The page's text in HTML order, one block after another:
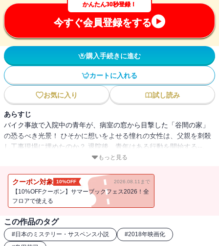
かんたん30秒登録！
今すぐ会員登録をする
購入手続きに進む
カートに入れる
お気に入り 試し読み
あらすじ
バイク事故で入院中の青年が、病室の窓から目撃した「谷間の家」
の恐るべき光景！ ひそかに想いをよせる憧れの女性は、父親を刺殺
し工事現場に埋めたのか？ 退院後、青年はある行動を開始する--。
青春の苦い彷徨、その果てに待ち受ける衝撃の結末！ 青春ミステリ
もっと見る
クーポン対象 10%OFF 2026.08.11まで
【10%OFFクーポン】サマーブックフェス2026！全
フロアで使える
この作品のタグ
#日本のミステリー・サスペンス小説 #2018年映画化